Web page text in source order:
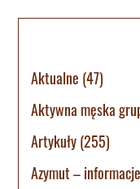
Aktualne (47)
Aktywna męska
Artykuły(255)
Azymut – informacje